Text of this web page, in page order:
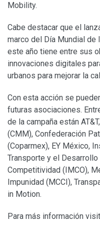
Mobility.
Cabe destacar que el
marco del Día Mundial de
este año tiene entre sus
innovaciones digitales
urbanos para mejorar la
Con esta acción se
futuras asociaciones.
de la campaña están
(CMM), Confederación
(Coparmex), EY México,
Transporte y el
Competitividad (IMCO),
Impunidad (MCCI),
in Motion.
Para más información